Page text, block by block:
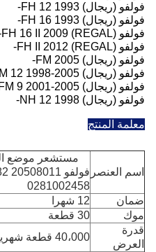
فولفو (ريجال) FH 12 1993-
فولفو (ريجال) FH 16 1993-
فولفو (REGAL) FH 16 II 2009-
فولفو (REGAL) FH II 2012-
فولفو (ريجال) FM 2005-
فولفو (ريجال) FM 12 1998-2005
فولفو (ريجال) FM 9 2001-2005
فولفو (ريجال) NH 12 1998-
معلمة المنتج
اسم العنصر
مستشعر موضع
0281002458
ضمان
12 شهرا
موك
30 قطعة
قدرة
العرض
40،000 قطعة شهريا